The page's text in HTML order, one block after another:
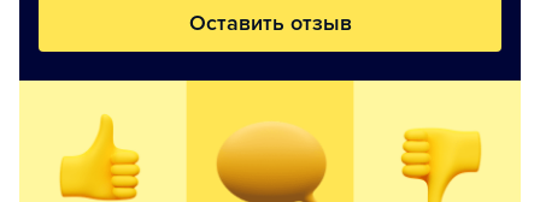
Оставить отзыв